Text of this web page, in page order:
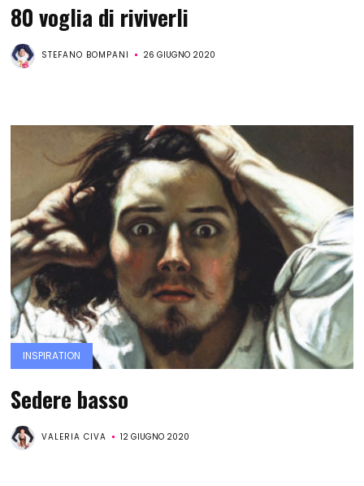
80 voglia di riviverli
STEFANO BOMPANI 26 GIUGNO 2020
INSPIRATION
Sedere basso
VALERIA CIVA 12 GIUGNO 2020